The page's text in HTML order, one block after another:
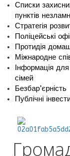
Списки
пунктів
Стратегія
Поліцейські
Протидія
Міжнародне
Інформація для
сімей
Безбар’єрність
Публічні